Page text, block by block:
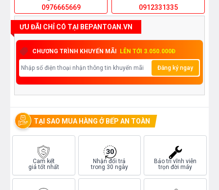
0976665669 0912331335
ƯU ĐÃI CHỈ CÓ TẠI BEPANTOAN.VN
CHƯƠNG TRÌNH KHUYẾN MÃI LÊN TỚI 3.050.000Đ
Đăng ký ngay
TẠI SAO MUA HÀNG Ở BẾP AN TOÀN
Cam kết
giá tốt nhất
Nhận đổi trả
trong 30 ngày
Bảo trì vĩnh viễn
trọn đời máy